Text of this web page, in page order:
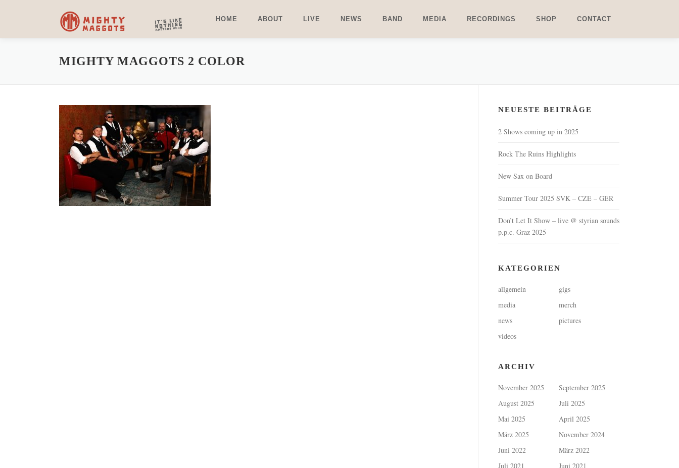
HOME ABOUT LIVE NEWS BAND MEDIA RECORDINGS SHOP CONTACT
MIGHTY MAGGOTS 2 COLOR
NEUESTE BEITRÄGE
2 Shows coming up in 2025
Rock The Ruins Highlights
New Sax on Board
Summer Tour 2025 SVK – CZE – GER
Don’t Let It Show – live @ styrian sounds
p.p.c. Graz 2025
KATEGORIEN
allgemein
gigs
media
merch
news
pictures
videos
ARCHIV
November 2025
September 2025
August 2025
Juli 2025
Mai 2025
April 2025
März 2025
November 2024
Juni 2022
März 2022
Juli 2021
Juni 2021